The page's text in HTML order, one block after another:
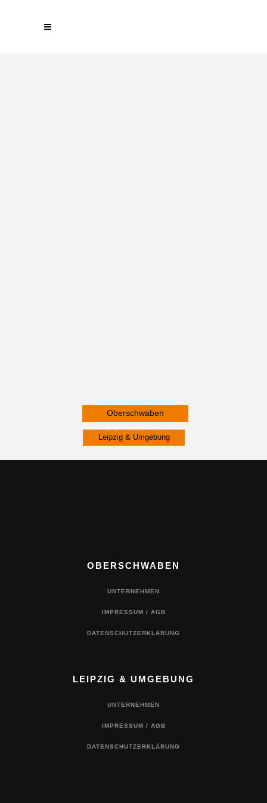
Leipzig & Umgebung
Oberschwaben
OBERSCHWABEN
UNTERNEHMEN
IMPRESSUM / AGB
DATENSCHUTZERKLÄRUNG
LEIPZIG & UMGEBUNG
UNTERNEHMEN
IMPRESSUM / AGB
DATENSCHUTZERKLÄRUNG